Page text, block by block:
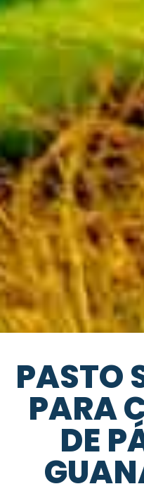
PASTO
PARA
DE